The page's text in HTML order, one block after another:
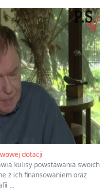
słuchały zagranicznych
komunistyczne robiły